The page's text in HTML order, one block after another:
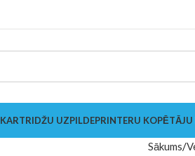
KARTRIDŽU UZPILDEPRINTERU
Sākums